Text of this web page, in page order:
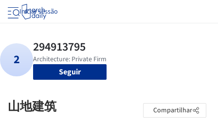
Iniciar sessão
Seguir
山地建筑 Compartilhar